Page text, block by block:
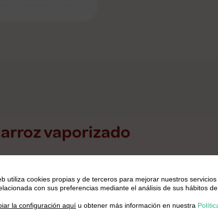
vaporizado
cucharada de aceite de oliva en una sartén
cortado en cubos. Sofreímos el pollo hasta
utiliza cookies propias y de terceros para mejorar nuestros
con sus preferencias mediante el análisis de sus hábitos de
la configuración aquí u obtener más información en nuestra